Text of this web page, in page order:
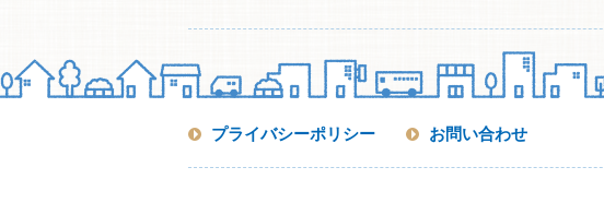
プライバシーポリシー お問い合わせ